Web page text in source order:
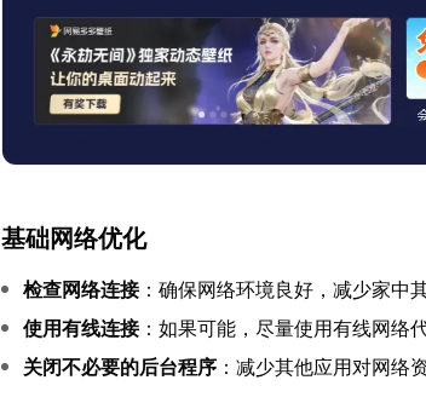
基础网络优化
检查网络连接：确保网络环境良好，减少家中
使用有线连接：如果可能，尽量使用有线网络
关闭不必要的后台程序 ：减少其他应用对网络